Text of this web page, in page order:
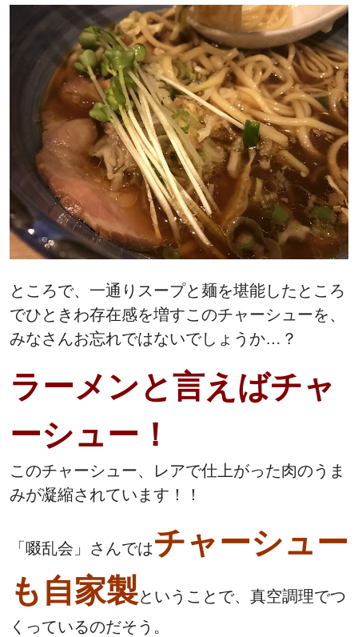
ところで、一通りスープと麺を堪能したところ
でひときわ存在感を増すこのチャーシューを、
みなさんお忘れではないでしょうか…？
ラーメンと言えばチャ
ーシュー！
このチャーシュー、レアで仕上がった肉のうま
みが凝縮されています！！
「啜乱会」さんではチャーシュー
も自家製ということで、真空調理でつ
くっているのだそう。